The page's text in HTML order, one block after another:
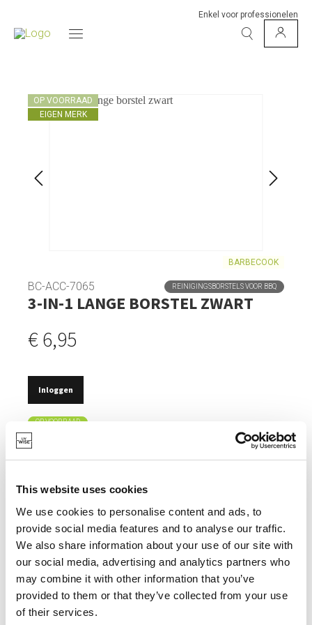
This website uses cookies
We use cookies to personalise content and ads, to
provide social media features and to analyse our traffic.
We also share information about your use of our site with
our social media, advertising and analytics partners who
may combine it with other information that you’ve
provided to them or that they’ve collected from your use
of their services.
Enkel voor professionelen
OP VOORRAAD
EIGEN MERK
BARBECOOK
BC-ACC-7065 REINIGINGSBORSTELS VOOR BBQ
3-IN-1 LANGE BORSTEL ZWART
€ 6,95
Inloggen
OP VOORRAAD
GESCHIKT VOOR HET SCHOONMAKEN VAN HET
BARBECUEROOSTER.
3 FUNCTIES: BORSTELEN, SCHUREN EN SCHRAPEN.
SPECIFICATIES